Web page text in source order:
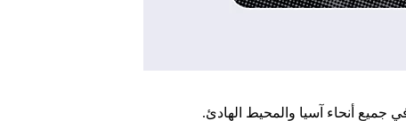
جميع أنحاء آسيا والمحيط الهادئ.